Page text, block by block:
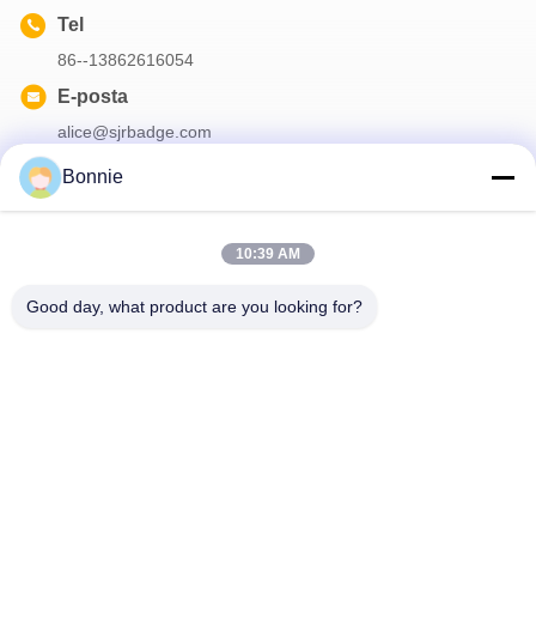
Tel
86--13862616054
E-posta
alice@sjrbadge.com
İndirimler ve daha fazlası için bültenimize abone olun.
Bonnie
10:39 AM
Good day, what product are you looking for?